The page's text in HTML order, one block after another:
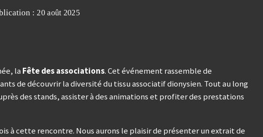
:20 août 2025
la Fête des associations. Cet événement rassemble de
de découvrir la diversité du tissu associatif dionysien. Tout au long
des stands, assister à des animations et profiter des prestations
à cette rencontre. Nous aurons le plaisir de présenter un extrait de